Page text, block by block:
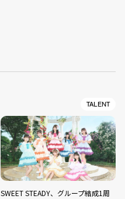
TALENT
SWEET STEADY、グループ結成1周